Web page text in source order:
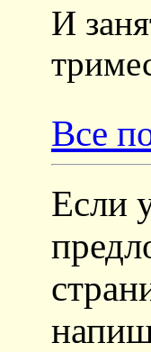
И
Все
Если